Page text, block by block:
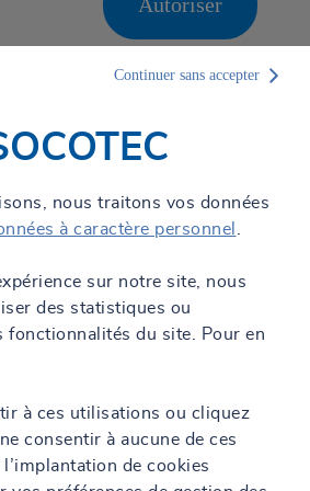
nous traitons vos données
à caractère personnel
sur notre site, nous
des statistiques ou
fonctionnalités du site. Pour en
à ces utilisations ou cliquez
consentir à aucune de ces
de cookies
Continuer sans accepter